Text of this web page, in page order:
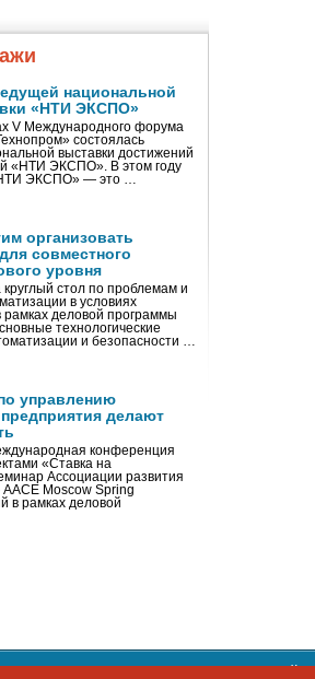
национальной
«НТИ ЭКСПО»
V Международного форума
состоялась
выставки достижений
«НТИ ЭКСПО». В этом году
ЭКСПО» — это …
организовать
совместного
уровня
стол по проблемам и
в условиях
рамках деловой программы
технологические
и безопасности …
управлению
делают
конференция
«Ставка на
Ассоциации развития
Moscow Spring
в рамках деловой
использования материалов сайта